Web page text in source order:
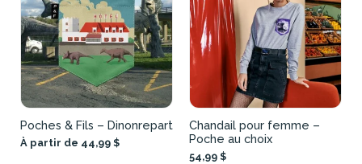
Poches & Fils – Dinonrepart
À partir de 44,99 $
Chandail pour femme –
Poche au choix
54,99 $